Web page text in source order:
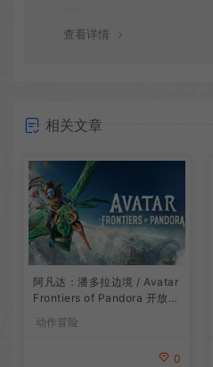
查看详情
相关文章
阿凡达：潘多拉边境 / Avatar
Frontiers of Pandora 开放世
动作冒险
0